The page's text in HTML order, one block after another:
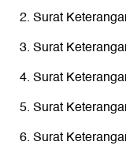
Surat
Surat
Surat
Surat
Surat